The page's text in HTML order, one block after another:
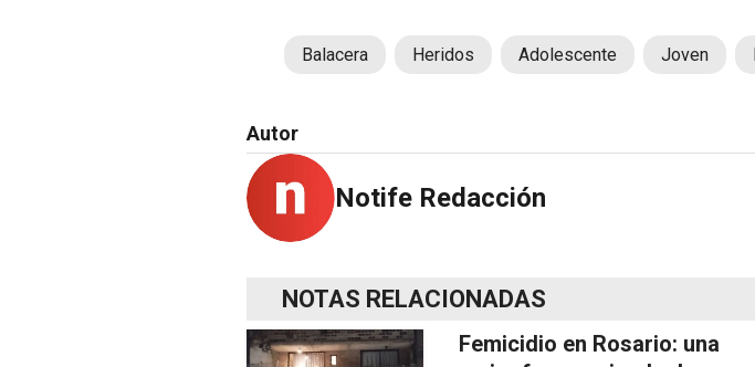
Balacera Heridos Adolescente Joven
Autor
Notife Redacción
NOTAS RELACIONADAS
Femicidio en Rosario: una